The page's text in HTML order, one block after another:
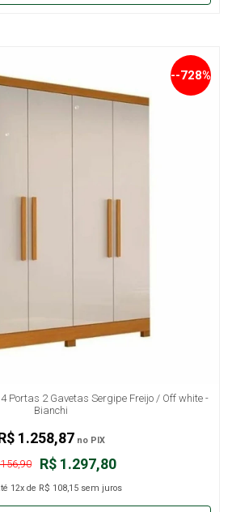
Portas 2 Gavetas Sergipe Freijo / Off white -
Bianchi
R$ 1.297,80
--728%
12x de R$ 108,15 sem juros
1.258,87 no PIX